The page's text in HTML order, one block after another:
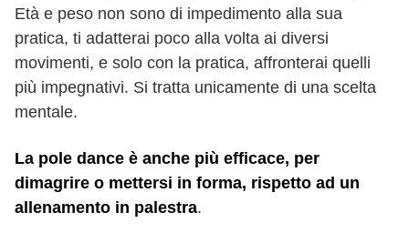
Età e peso non sono di impedimento alla sua
pratica, ti adatterai poco alla volta ai diversi
movimenti, e solo con la pratica, affronterai quelli
più impegnativi. Si tratta unicamente di una scelta
mentale.
La pole dance è anche più efficace, per
dimagrire o mettersi in forma, rispetto ad un
allenamento in palestra.